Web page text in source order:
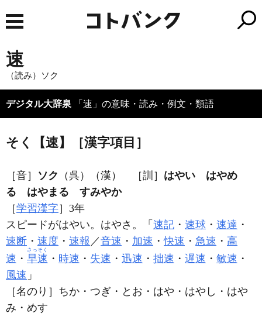
速
（読み）ソク
デジタル大辞泉 「速」の意味・読み・例文・類語
そく【速】［漢字項目］
［音］ ソク （呉）（漢） ［訓］ はやい はやめ
る はやまる すみやか
［学習漢字］3年
スピードがはやい。はやさ。「 速記 ・ 速球 ・ 速達 ・
速断 ・ 速度 ・ 速報 ／音速 ・ 加速 ・快速 ・ 急速 ・ 高
速 ・ 早速
さっそく
・ 時速 ・ 失速 ・ 迅速 ・ 拙速 ・ 遅速 ・ 敏速 ・
風速 」
［名のり］ちか・つぎ・とお・はや・はやし・はや
み・めす